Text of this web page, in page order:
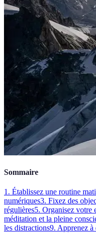
Sommaire
1. Établissez une routine
numériques3. Fixez des
régulières5. Organisez votre
méditation et la pleine
les distractions9. Apprenez à